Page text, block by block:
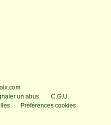
un abus
C.G.U.
Préférences cookies